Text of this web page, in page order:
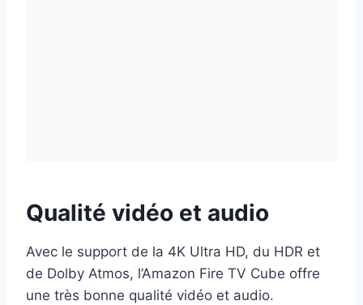
Qualité vidéo et audio
Avec le support de la 4K Ultra HD, du HDR et
de Dolby Atmos, l’Amazon Fire TV Cube offre
une très bonne qualité vidéo et audio.